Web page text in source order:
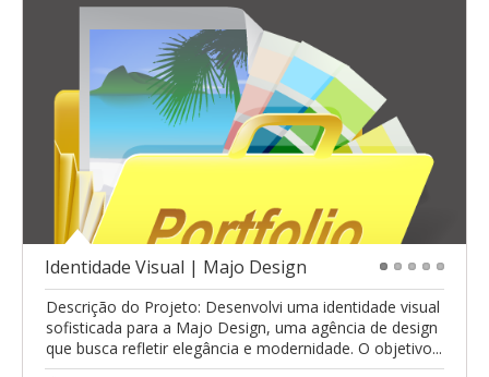
Identidade Visual | Majo Design
Descrição do Projeto: Desenvolvi uma identidade visual
sofisticada para a Majo Design, uma agência de design
que busca refletir elegância e modernidade. O objetivo...